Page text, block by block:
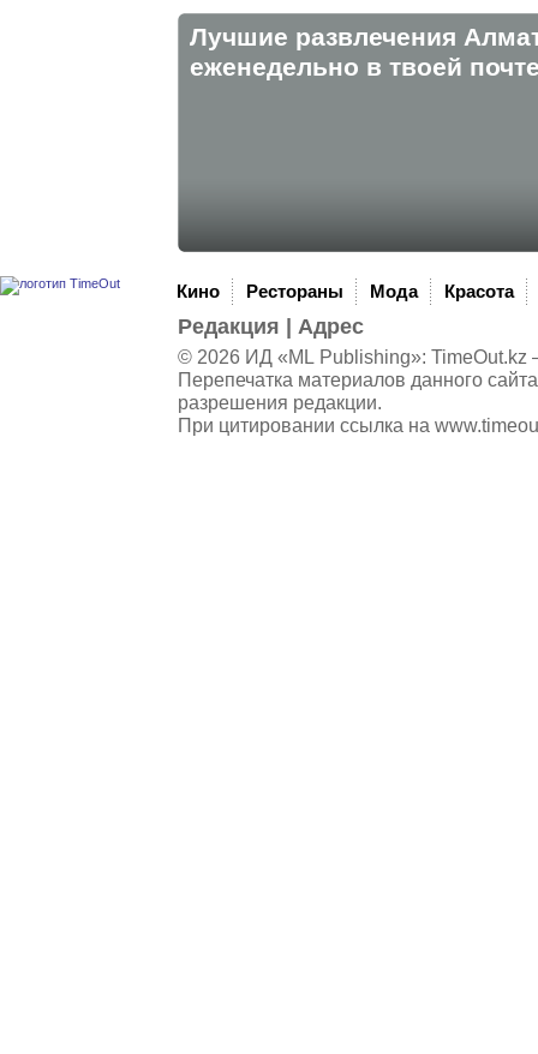
Лучшие развлечения
eженедельно в твоей
Кино Рестораны Мода Красота
Редакция Адрес
© 2026 ИД «ML Publishing»: TimeOut.kz
Перепечатка материалов данного
разрешения редакции.
При цитировании ссылка на